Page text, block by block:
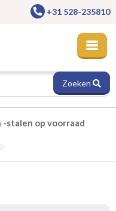
+31 528-235810
Zoeken
stalen op voorraad